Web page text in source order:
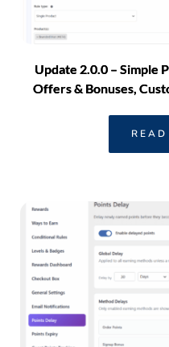
Update 2.0.0 – Simple
Offers & Bonuses,
READ